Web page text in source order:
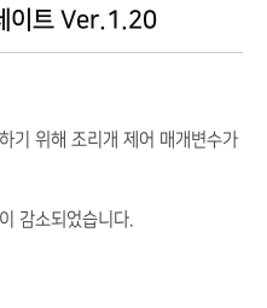
이트 Ver.1.20
기 위해 조리개 제어 매개변수가
감소되었습니다.